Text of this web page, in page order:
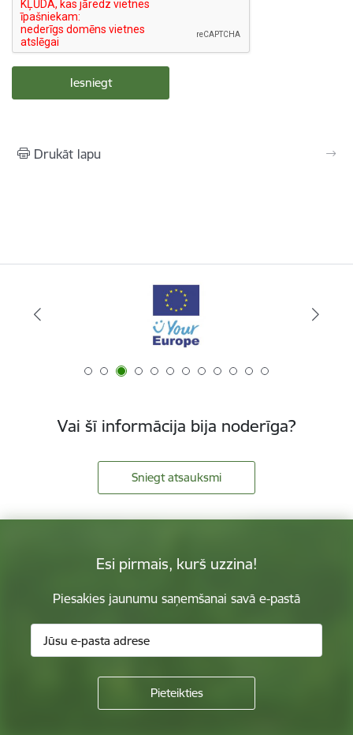
Drukāt lapu
Vai šī informācija bija noderīga?
Sniegt atsauksmi
Esi pirmais, kurš uzzina!
Piesakies jaunumu saņemšanai savā e-pastā